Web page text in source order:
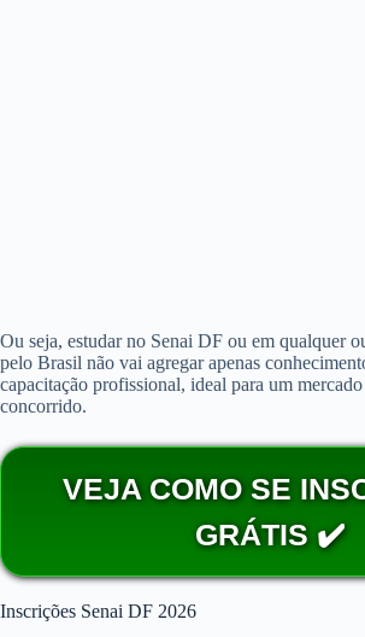
Ou seja, estudar no Senai DF ou em qualquer
pelo Brasil não vai agregar apenas
capacitação profissional, ideal para um
concorrido.
VEJA COMO SE
GRÁTIS ✔️
Inscrições Senai DF 2026